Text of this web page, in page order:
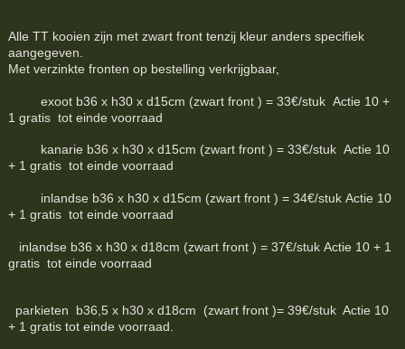
Alle TT kooien zijn met zwart front tenzij kleur anders specifiek
aangegeven.
Met verzinkte fronten op bestelling verkrijgbaar,
exoot b36 x h30 x d15cm (zwart front ) = 33€/stuk Actie 10 +
1 gratis tot einde voorraad
kanarie b36 x h30 x d15cm (zwart front ) = 33€/stuk Actie 10
+ 1 gratis tot einde voorraad
inlandse b36 x h30 x d15cm (zwart front ) = 34€/stuk Actie 10
+ 1 gratis tot einde voorraad
inlandse b36 x h30 x d18cm (zwart front ) = 37€/stuk Actie 10 + 1
gratis tot einde voorraad
parkieten b36,5 x h30 x d18cm (zwart front )= 39€/stuk Actie 10
+ 1 gratis tot einde voorraad.